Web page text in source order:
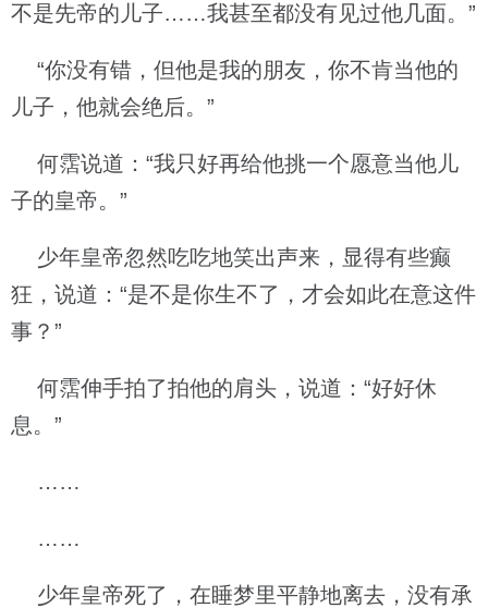
不是先帝的儿子……我甚至都没有见过他几面。”
“你没有错，但他是我的朋友，你不肯当他的
儿子，他就会绝后。”
何霑说道：“我只好再给他挑一个愿意当他儿
子的皇帝。”
少年皇帝忽然吃吃地笑出声来，显得有些癫
狂，说道：“是不是你生不了，才会如此在意这件
事？”
何霑伸手拍了拍他的肩头，说道：“好好休
息。”
……
……
少年皇帝死了，在睡梦里平静地离去，没有承